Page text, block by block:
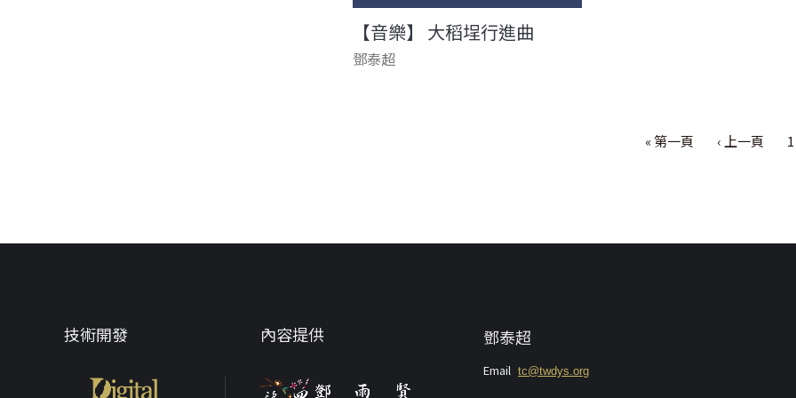
【音樂】 大稻埕行進曲
鄧泰超
« 第一頁 ‹ 上一頁 1
技術開發 內容提供 鄧泰超
Email tc@twdys.org